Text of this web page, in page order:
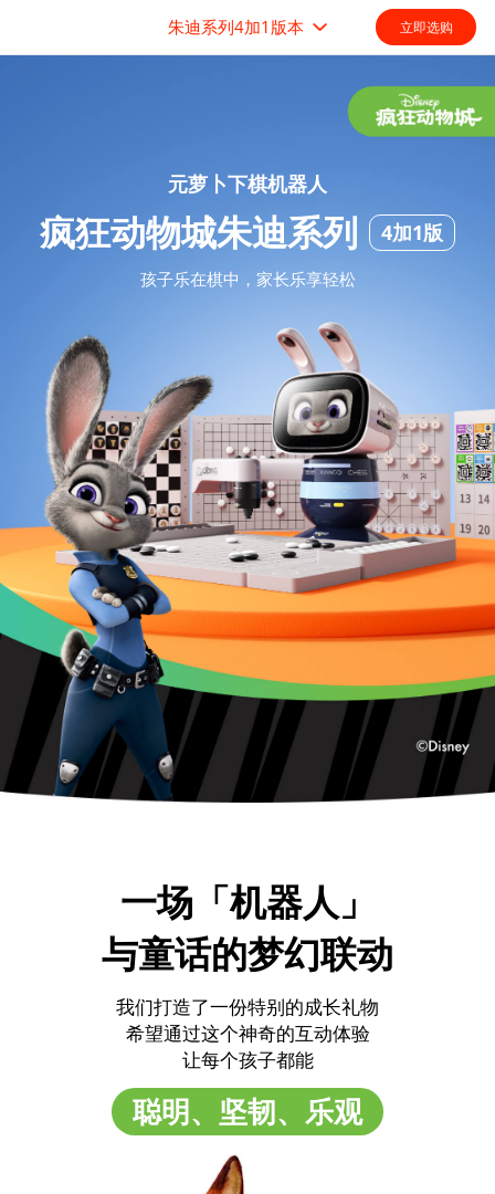
朱迪系列4加1版本 立即选购
元萝卜下棋机器人
疯狂动物城朱迪系列 4加1版
孩子乐在棋中，家长乐享轻松
一场「机器人」
与童话的梦幻联动
我们打造了一份特别的成长礼物
希望通过这个神奇的互动体验
让每个孩子都能
聪明、坚韧、乐观